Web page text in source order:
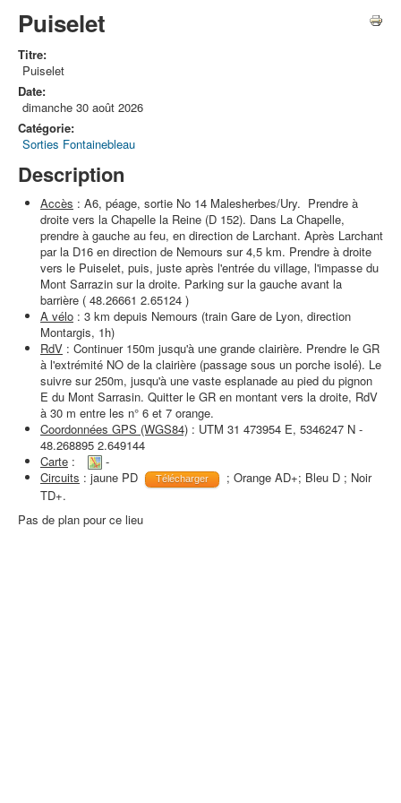
Puiselet
Titre:
Puiselet
Date:
dimanche 30 août 2026
Catégorie:
Sorties Fontainebleau
Description
Accès : A6, péage, sortie No 14 Malesherbes/Ury. Prendre à
droite vers la Chapelle la Reine (D 152). Dans La Chapelle,
prendre à gauche au feu, en direction de Larchant. Après Larchant
par la D16 en direction de Nemours sur 4,5 km. Prendre à droite
vers le Puiselet, puis, juste après l'entrée du village, l'impasse du
Mont Sarrazin sur la droite. Parking sur la gauche avant la
barrière ( 48.26661 2.65124 )
A vélo : 3 km depuis Nemours (train Gare de Lyon, direction
Montargis, 1h)
RdV : Continuer 150m jusqu'à une grande clairière. Prendre le GR
à l'extrémité NO de la clairière (passage sous un porche isolé). Le
suivre sur 250m, jusqu'à une vaste esplanade au pied du pignon
E du Mont Sarrasin. Quitter le GR en montant vers la droite, RdV
à 30 m entre les n° 6 et 7 orange.
Coordonnées GPS (WGS84) : UTM 31 473954 E, 5346247 N -
48.268895 2.649144
Carte :
-
Circuits : jaune PD Télécharger
; Orange AD+; Bleu D ; Noir
TD+.
Pas de plan pour ce lieu